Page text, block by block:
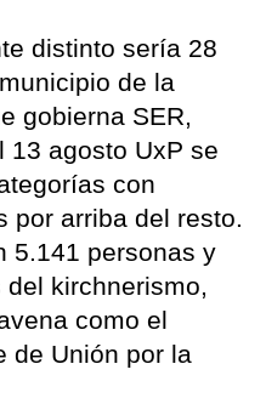
distinto sería 28
de la
gobierna SER,
13 agosto UxP se
con
por arriba del resto.
5.141 personas y
kirchnerismo,
como el
de Unión por la